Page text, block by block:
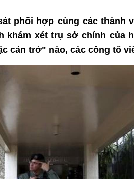
phối hợp cùng các thành
khám xét trụ sở chính của
cản trở" nào, các công tố